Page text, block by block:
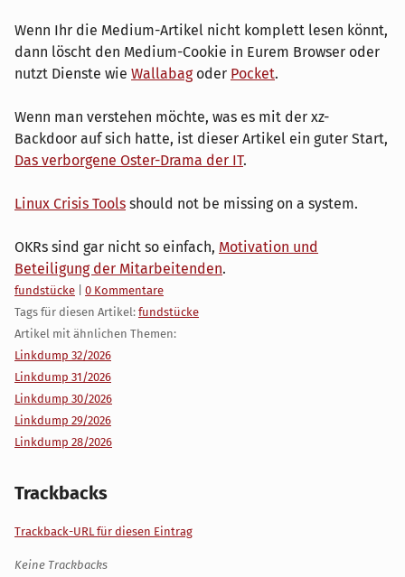
Wenn Ihr die Medium-Artikel nicht komplett lesen könnt,
dann löscht den Medium-Cookie in Eurem Browser oder
nutzt Dienste wie Wallabagoder Pocket.
Wenn man verstehen möchte, was es mit der xz-
Backdoor auf sich hatte, ist dieser Artikel ein guter Start,
Das verborgene Oster-Drama der IT.
Linux Crisis Tools should not be missing on a system.
OKRs sind gar nicht so einfach, Motivation und
Beteiligung der Mitarbeitenden.
Kategorien:
fundstücke
0 Kommentare
Tags für diesen Artikel: fundstücke
Artikel mit ähnlichen Themen:
Linkdump 32/2026
Linkdump 31/2026
Linkdump 30/2026
Linkdump 29/2026
Linkdump 28/2026
Trackbacks
Trackback-URL für diesen Eintrag
Keine Trackbacks